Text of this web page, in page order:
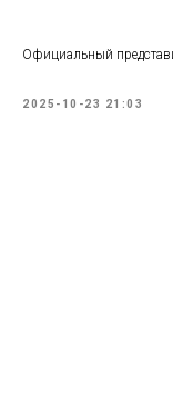
Официальный
2025-10-23 21:03